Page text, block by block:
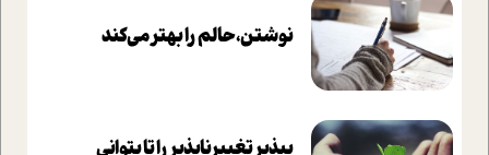
نوشتن، حالم را بهتر می‌کند